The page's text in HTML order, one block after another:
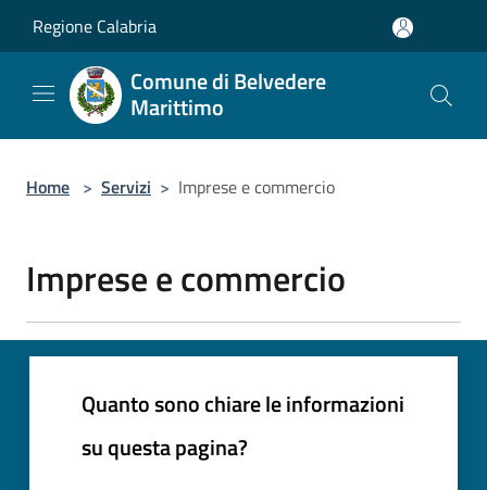
Regione Calabria
Comune di Belvedere
Marittimo
Home > Servizi > Imprese e commercio
Imprese e commercio
Quanto sono chiare le informazioni
su questa pagina?